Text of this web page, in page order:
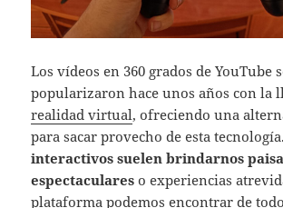
Los vídeos en 360 grados de YouTube
popularizaron hace unos años con la
realidad virtual, ofreciendo una
para sacar provecho de esta
interactivos suelen brindarnos
espectaculares o experiencias
plataforma podemos encontrar de